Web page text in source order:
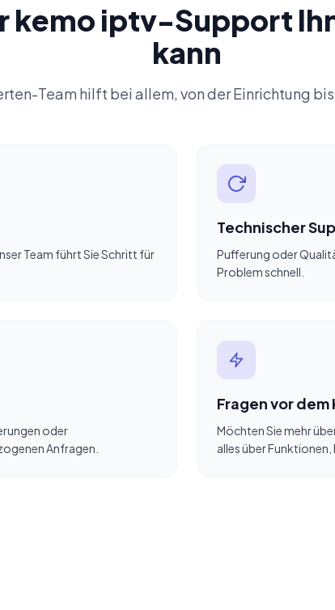
kemo iptv-Support
kann
Team hilft bei allem, von der Einrichtung
Team führt Sie Schritt für
Technischer
Pufferung oder
Problem schnell.
oder
Anfragen.
Fragen vor dem
Möchten Sie mehr
alles über